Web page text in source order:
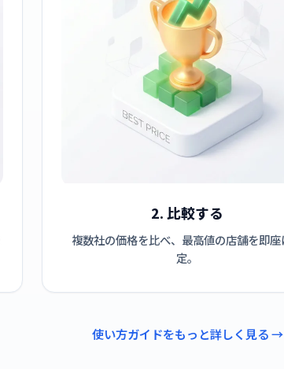
2. 比較する
複数社の価格を比べ、最高値の店舗を即座
定。
使い方ガイドをもっと詳しく見る →